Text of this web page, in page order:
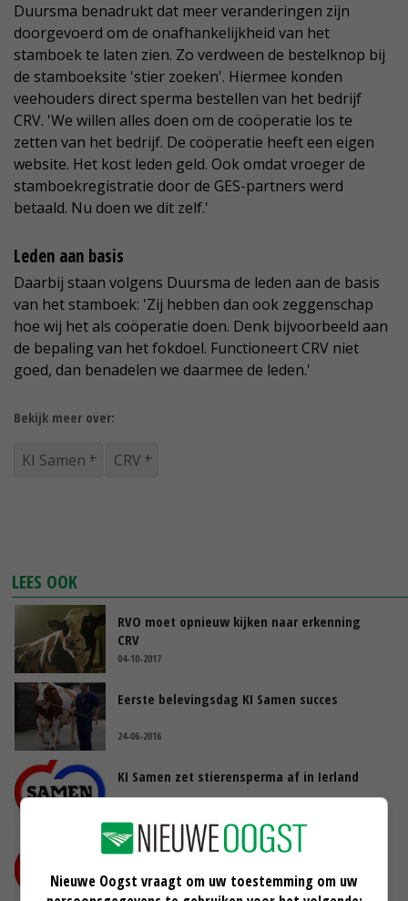
Duursma benadrukt dat meer veranderingen zijn
doorgevoerd om de onafhankelijkheid van het
stamboek te laten zien. Zo verdween de bestelknop bij
de stamboeksite 'stier zoeken'. Hiermee konden
veehouders direct sperma bestellen van het bedrijf
CRV. 'We willen alles doen om de coöperatie los te
zetten van het bedrijf. De coöperatie heeft een eigen
website. Het kost leden geld. Ook omdat vroeger de
stamboekregistratie door de GES-partners werd
betaald. Nu doen we dit zelf.'
Leden aan basis
Daarbij staan volgens Duursma de leden aan de basis
van het stamboek: 'Zij hebben dan ook zeggenschap
hoe wij het als coöperatie doen. Denk bijvoorbeeld aan
de bepaling van het fokdoel. Functioneert CRV niet
goed, dan benadelen we daarmee de leden.'
Bekijk meer over:
KI Samen CRV
LEES OOK
RVO moet opnieuw kijken naar erkenning
CRV
04-10-2017
Eerste belevingsdag KI Samen succes
24-06-2016
KI Samen zet stierensperma af in Ierland
Kritiek KI Samen op stier zoeken
26-11-2015
Nieuwe Oogst vraagt om uw toestemming om uw